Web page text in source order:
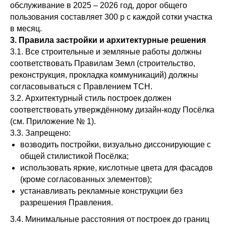
обслуживание в 2025 – 2026 год, дорог общего
пользования составляет 300 р с каждой сотки участка
в месяц.
3. Правила застройки и архитектурные решения
3.1. Все строительные и земляные работы должны
соответствовать Правилам Земл (строительство,
реконструкция, прокладка коммуникаций) должны
согласовываться с Правлением ТСН.
3.2. Архитектурный стиль построек должен
соответствовать утверждённому дизайн‑коду Посёлка
(см. Приложение № 1).
3.3. Запрещено:
возводить постройки, визуально диссонирующие с
общей стилистикой Посёлка;
использовать яркие, кислотные цвета для фасадов
(кроме согласованных элементов);
устанавливать рекламные конструкции без
разрешения Правления.
3.4. Минимальные расстояния от построек до границ